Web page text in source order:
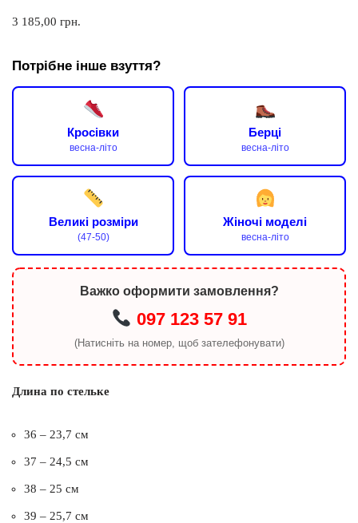
3 185,00 грн.
Потрібне інше взуття?
Кросівки
весна-літо
Берці
весна-літо
Великі розміри
(47-50)
Жіночі моделі
весна-літо
Важко оформити замовлення?
097 123 57 91
(Натисніть на номер, щоб зателефонувати)
Длина по стельке
36 – 23,7 см
37 – 24,5 см
38 – 25 см
39 – 25,7 см